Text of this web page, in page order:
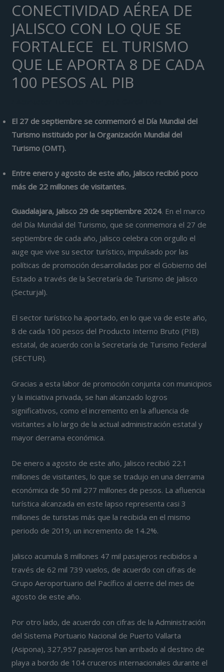
CONECTIVIDAD AÉREA DE
JALISCO CON LO QUE SE
FORTALECE EL TURISMO
QUE LE APORTA 8 DE CADA
100 PESOS AL PIB
El 27 de septiembre se conmemoró el Día Mundial del
Turismo instituido por la Organización Mundial del
Turismo (OMT).
Entre enero y agosto de este año, Jalisco recibió poco
más de 22 millones de visitantes.
Guadalajara, Jalisco 29 de septiembre 2024. En el marco
del Día Mundial del Turismo, que se conmemora el 27 de
septiembre de cada año, Jalisco celebra con orgullo el
auge que vive su sector turístico, impulsado por las
políticas de promoción desarrolladas por el Gobierno del
Estado a través de la Secretaría de Turismo de Jalisco
(Secturjal).
El sector turístico ha aportado, en lo que va de este año,
8 de cada 100 pesos del Producto Interno Bruto (PIB)
estatal, de acuerdo con la Secretaría de Turismo Federal
(SECTUR).
Gracias a esta labor de promoción conjunta con municipios
y la iniciativa privada, se han alcanzado logros
significativos, como el incremento en la afluencia de
visitantes a lo largo de la actual administración estatal y
mayor derrama económica.
De enero a agosto de este año, Jalisco recibió 22.1
millones de visitantes, lo que se tradujo en una derrama
económica de 50 mil 277 millones de pesos. La afluencia
turística alcanzada en este lapso representa casi 3
millones de turistas más que la recibida en el mismo
periodo de 2019, un incremento de 14.2%.
Jalisco acumula 8 millones 47 mil pasajeros recibidos a
través de 62 mil 739 vuelos, de acuerdo con cifras de
Grupo Aeroportuario del Pacífico al cierre del mes de
agosto de este año.
Por otro lado, de acuerdo con cifras de la Administración
del Sistema Portuario Nacional de Puerto Vallarta
(Asipona), 327,957 pasajeros han arribado al destino de
playa a bordo de 104 cruceros internacionales durante el